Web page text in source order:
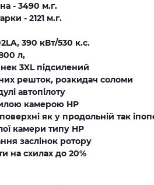
- 3490 м.г.
- 2121 м.г.
390 кВт/530 к.с.
л,
3XL підсилений
решток, розкидач соломи
автопілоту
камерою HP
як у продольній так
камери типу HP
заслінок ротору
на схилах до 20%